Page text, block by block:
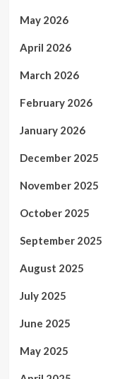
May 2026
April 2026
March 2026
February 2026
January 2026
December 2025
November 2025
October 2025
September 2025
August 2025
July 2025
June 2025
May 2025